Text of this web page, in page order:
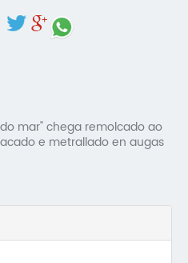
mar" chega remolcado ao
e metrallado en augas